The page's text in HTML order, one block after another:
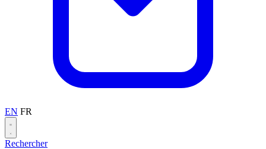
EN FR
Rechercher